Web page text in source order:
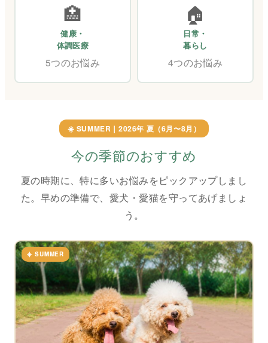
🏥
健康・
体調医療
5つのお悩み
🏠
日常・
暮らし
4つのお悩み
☀️ SUMMER｜2026年 夏（6月〜8月）
今の季節のおすすめ
夏の時期に、特に多いお悩みをピックアップしまし
た。早めの準備で、愛犬・愛猫を守ってあげましょ
う。
☀️ SUMMER